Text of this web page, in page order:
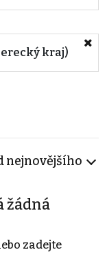
kraj)
nejnovějšího
žádná
zadejte